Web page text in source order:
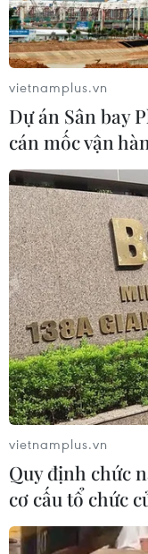
vietnamplus.vn
Dự án Sân bay
cán mốc vận
vietnamplus.vn
Quy định chức
cơ cấu tổ chức